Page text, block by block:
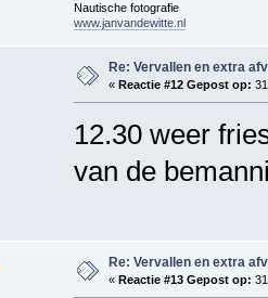
Nautische fotografie
www.janvandewitte.nl
Re: Vervallen en extra
« Reactie #12 Gepost op:
12.30 weer
van de
Re: Vervallen en extra
« Reactie #13 Gepost op: